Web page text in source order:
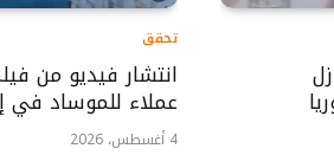
تحقق
انتشار فيديو من
عملاء للموساد في
4 أغسطس، 2026